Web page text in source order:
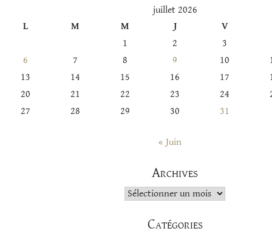
juillet 2026
L
M M J
V
1
2
3
6
7 8 9 10
13
14 15 16 17
20
21 22 23 24
27
28 29 30 31
« Juin
Archives
Archives
Catégories